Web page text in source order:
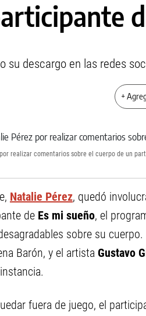
su descargo en las redes
+
realizar comentarios sobre el cuerpo de un
Natalie Pérez, quedó
de Es mi sueño, el
sobre su
Barón, y el artista Gustavo
fuera de juego, el